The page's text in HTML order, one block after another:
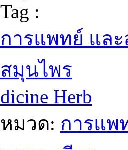
Tag :
การแพทย์ แล
สมุนไพร
dicine Herb
หมวด: การแพ